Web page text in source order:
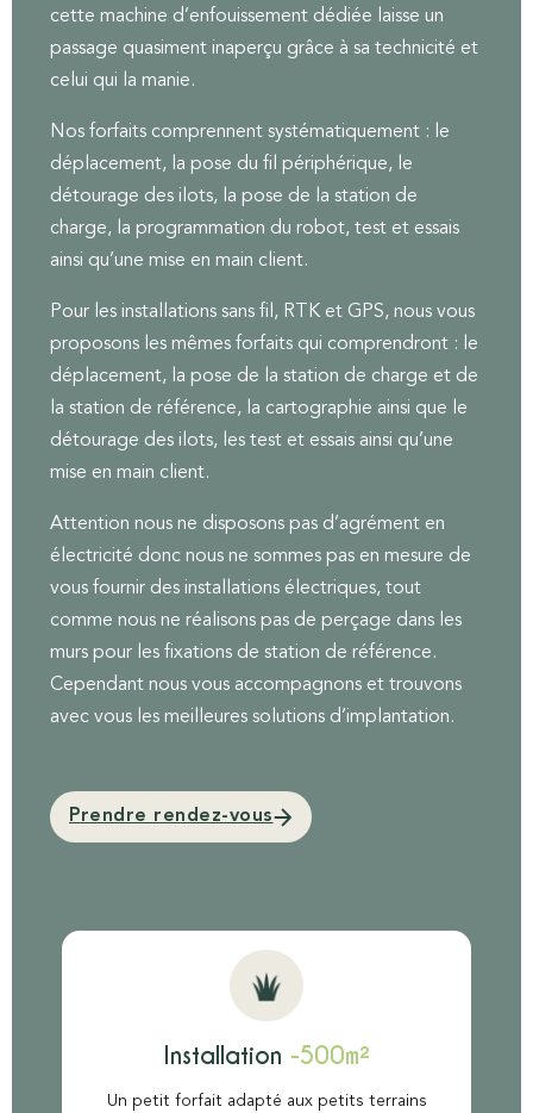
cette machine d’enfouissement dédiée laisse un
passage quasiment inaperçu grâce à sa technicité et
celui qui la manie.
Nos forfaits comprennent systématiquement : le
déplacement, la pose du fil périphérique, le
détourage des ilots, la pose de la station de
charge, la programmation du robot, test et essais
ainsi qu’une mise en main client.
Pour les installations sans fil, RTK et GPS, nous vous
proposons les mêmes forfaits qui comprendront : le
déplacement, la pose de la station de charge et de
la station de référence, la cartographie ainsi que le
détourage des ilots, les test et essais ainsi qu’une
mise en main client.
Attention nous ne disposons pas d’agrément en
électricité donc nous ne sommes pas en mesure de
vous fournir des installations électriques, tout
comme nous ne réalisons pas de perçage dans les
murs pour les fixations de station de référence.
Cependant nous vous accompagnons et trouvons
avec vous les meilleures solutions d’implantation.
Prendre rendez-vous
Installation -500m²
Un petit forfait adapté aux petits terrains